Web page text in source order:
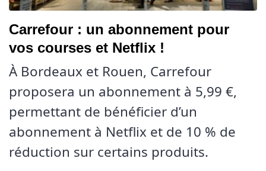
Carrefour : un abonnement pour
vos courses et Netflix !
À Bordeaux et Rouen, Carrefour
proposera un abonnement à 5,99 €,
permettant de bénéficier d’un
abonnement à Netflix et de 10 % de
réduction sur certains produits.